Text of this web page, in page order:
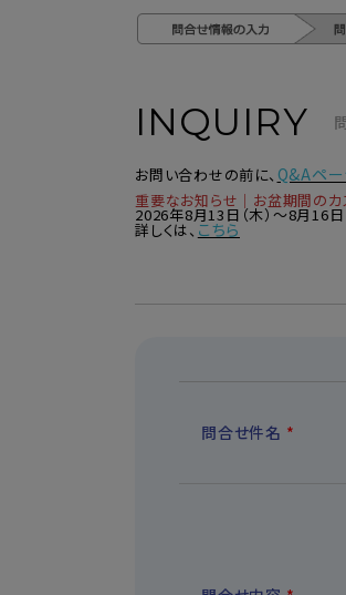
INQUIRY
お問い合わせの前に、 Q&Aペ
重要なお知らせ｜お盆期間の
2026年8月13日（木）～8月16日
詳しくは、 こちら
問合せ件名 *